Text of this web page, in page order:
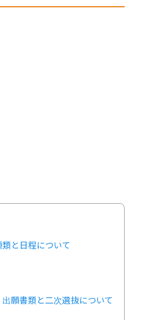
と日程について
願書類と二次選抜について